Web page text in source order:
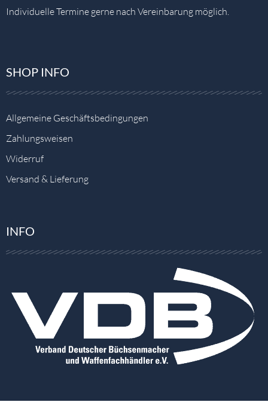
Individuelle Termine gerne nach Vereinbarung möglich.
SHOP INFO
Allgemeine Geschäftsbedingungen
Zahlungsweisen
Widerruf
Versand & Lieferung
INFO